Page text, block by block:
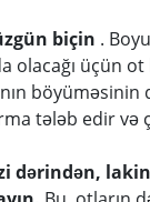
biçin .
olacağı üçün
böyüməsinin
tələb edir və
dərindən,